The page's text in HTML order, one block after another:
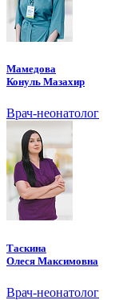
Мамедова
Конуль Мазахир
Врач-неонатолог
Таскина
Олеся Максимовна
Врач-неонатолог